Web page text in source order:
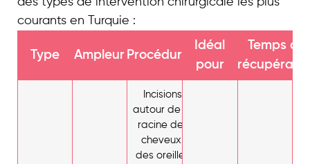
courants en Turquie :
Type Ampleur Procédure
Idéal
pour
Temps de
Incisions
autour de la
racine des
cheveux,
des oreilles